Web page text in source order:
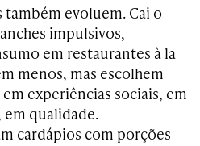
evoluem. Cai o
impulsivos,
em restaurantes à la
menos, mas escolhem
experiências sociais, em
qualidade.
cardápios com porções